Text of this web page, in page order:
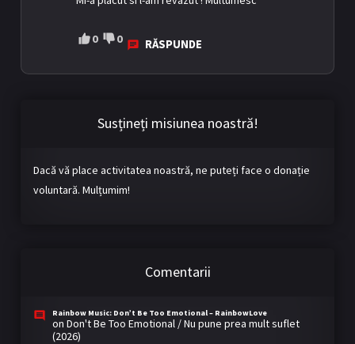
0 0 RĂSPUNDE
Susțineți misiunea noastră!
Dacă vă place activitatea noastră, ne puteți face o donație
voluntară. Mulțumim!
Comentarii
Rainbow Music: Don’t Be Too Emotional – RainbowLove
on Don't Be Too Emotional / Nu pune prea mult suflet
(2026)